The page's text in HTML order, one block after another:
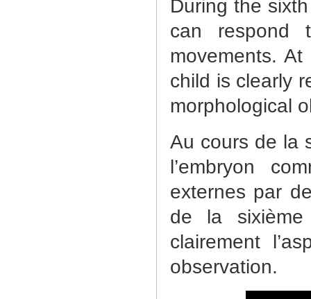
During the
can respond
movements.
child is clearly
morphological
Au cours de la
l’embryon
externes par
de la sixième
clairement
observation.